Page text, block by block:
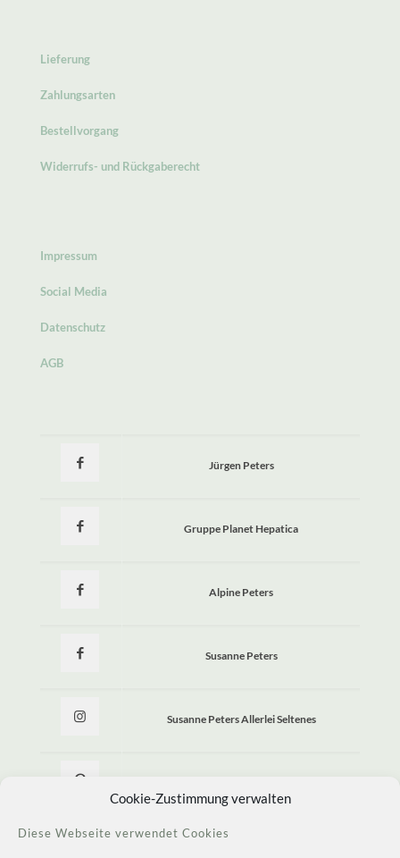
Cookie-Zustimmung verwalten
Diese Webseite verwendet Cookies
Lieferung
Zahlungsarten
Bestellvorgang
Widerrufs- und Rückgaberecht
Impressum
Social Media
Datenschutz
AGB
Jürgen Peters
Gruppe Planet Hepatica
Alpine Peters
Susanne Peters
Susanne Peters Allerlei Seltenes